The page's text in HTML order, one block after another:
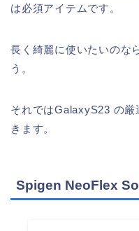
は必須アイテムです。
長く綺麗に使いたいのな
う。
それではGalaxyS23 の
きます。
Spigen NeoFlex